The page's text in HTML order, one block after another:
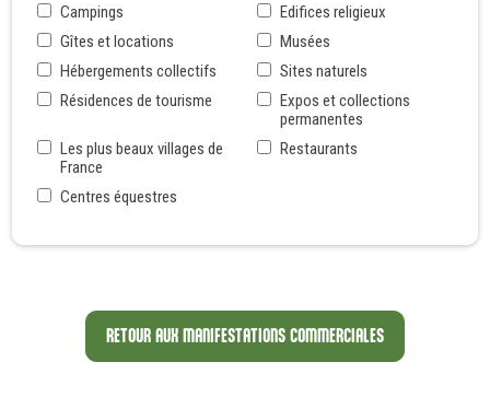
Campings
Edifices religieux
Gîtes et locations
Musées
Hébergements collectifs
Sites naturels
Résidences de tourisme
Expos et collections
permanentes
Les plus beaux villages de
France
Restaurants
Centres équestres
RETOUR AUX MANIFESTATIONS COMMERCIALES